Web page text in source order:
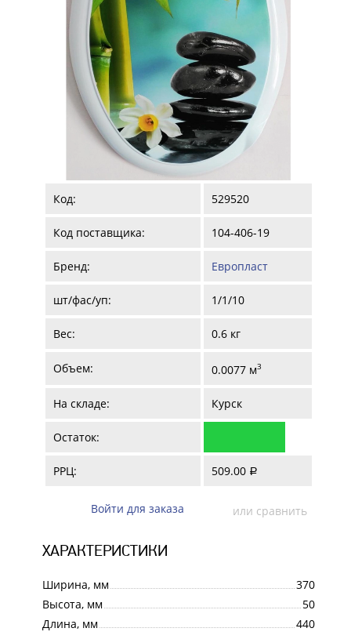
Код: 529520
Код поставщика: 104-406-19
Бренд: Европласт
шт/фас/уп: 1/1/10
Вес: 0.6 кг
Объем: 0.0077 м3
На складе: Курск
Остаток:
РРЦ: 509.00 a
Войти для заказа или сравнить
ХАРАКТЕРИСТИКИ
Ширина, мм
370
Высота, мм
50
Длина, мм
440